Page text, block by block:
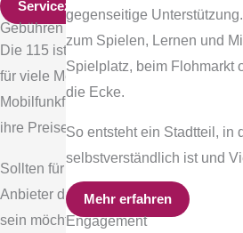
gegenseitige
zum Spielen, Lernen und
Spielplatz, beim Flohmarkt
die Ecke.
So entsteht ein Stadtteil, in
selbstverständlich ist und
Mehr erfahren
Engagement
Servicezeiten
Gebühren
Die 115 ist in der Regel zum üblichen
für viele Menschen damit kostenfrei,
Mobilfunkflatrate besteht. Die meisten
ihre Preise inzwischen an die
Sollten für Ihren Tarif besondere
Anbieter diese transparent
sein möchten, welche Kosten bei